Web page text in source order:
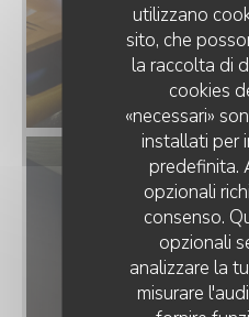
utilizzano
sito, che
la raccolta di
cookies
«necessari»
installati per
predefinita.
opzionali
consenso.
opzionali
analizzare la
misurare